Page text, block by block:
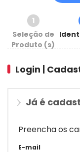
1
Seleção de
Produto (s)
Login |
Já é
Preencha os
E-mail